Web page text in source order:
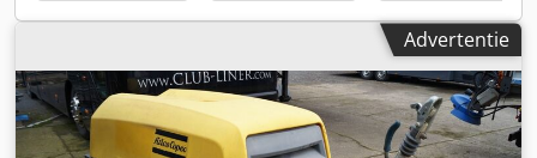
Advertentie